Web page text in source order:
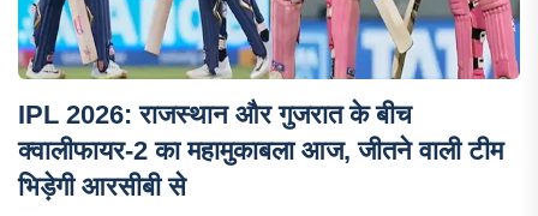
IPL 2026: राजस्थान और गुजरात के बीच
क्वालीफायर-2 का महामुकाबला आज, जीतने वाली टीम
भिड़ेगी आरसीबी से